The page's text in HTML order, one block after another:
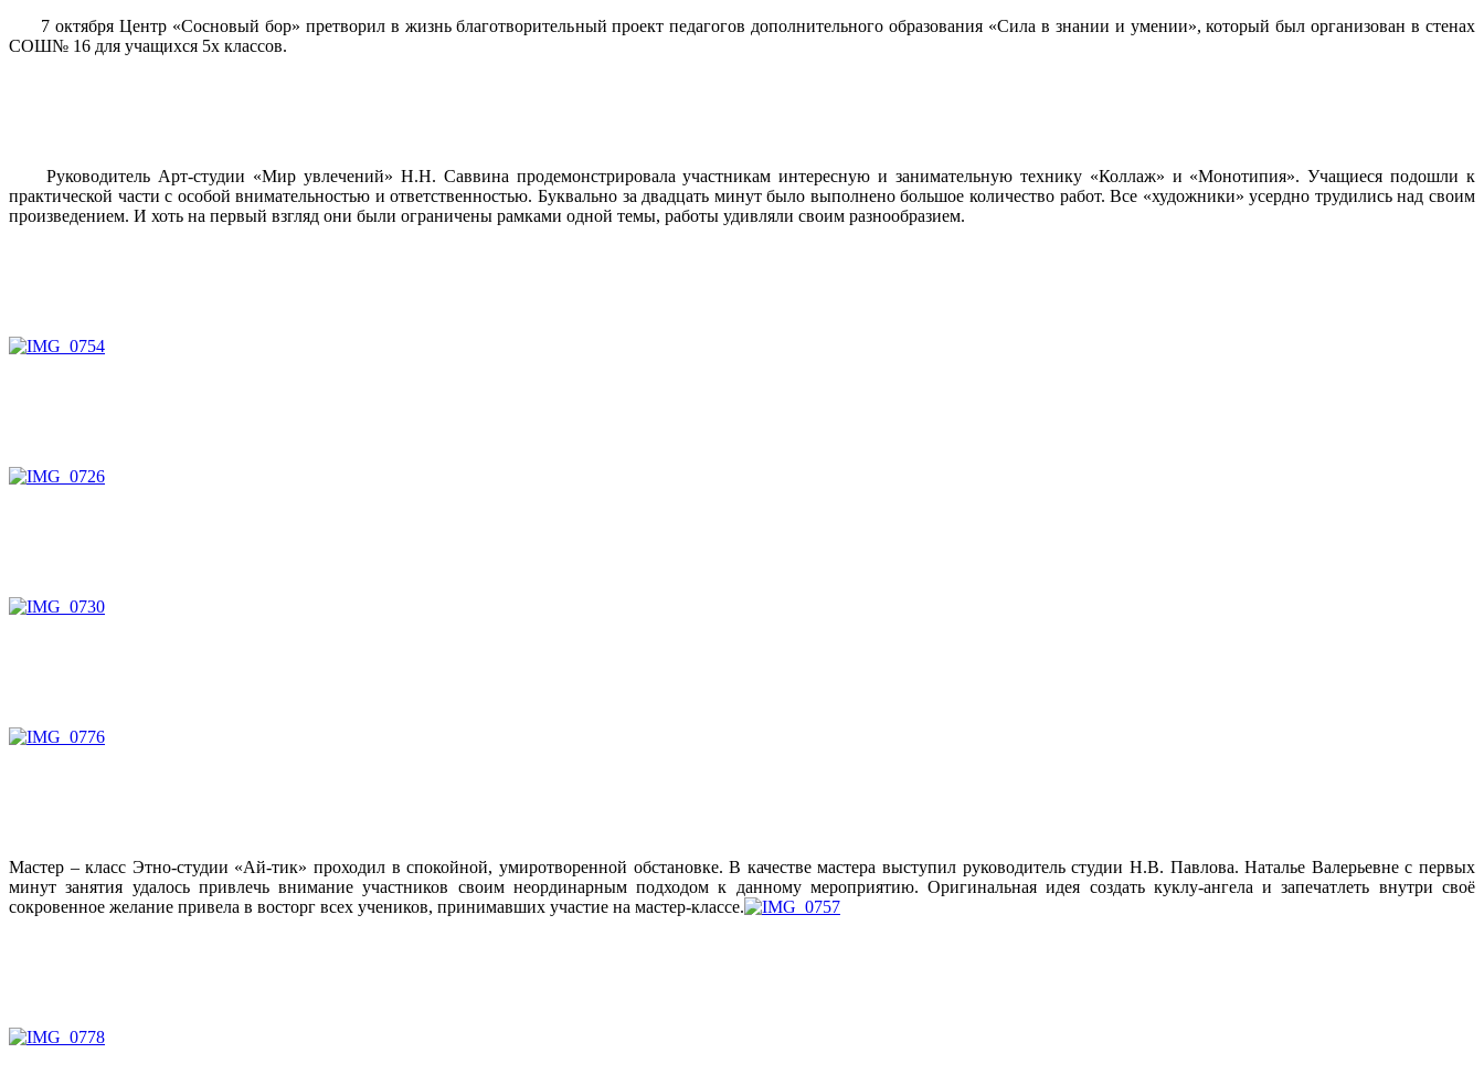
7 октября Центр «Сосновый бор» претворил в жизнь благотворительный проект педагогов дополнительного образования «Сила в знании и умении», который был организован в стенах
СОШ№ 16 для учащихся 5х классов.
Руководитель Арт-студии «Мир увлечений» Н.Н. Саввина продемонстрировала участникам интересную и занимательную технику «Коллаж» и «Монотипия». Учащиеся подошли к
практической части с особой внимательностью и ответственностью. Буквально за двадцать минут было выполнено большое количество работ. Все «художники» усердно трудились над своим
произведением. И хоть на первый взгляд они были ограничены рамками одной темы, работы удивляли своим разнообразием.
Мастер – класс Этно-студии «Ай-тик» проходил в спокойной, умиротворенной обстановке. В качестве мастера выступил руководитель студии Н.В. Павлова. Наталье Валерьевне с первых
минут занятия удалось привлечь внимание участников своим неординарным подходом к данному мероприятию. Оригинальная идея создать куклу-ангела и запечатлеть внутри своё
сокровенное желание привела в восторг всех учеников, принимавших участие на мастер-классе.